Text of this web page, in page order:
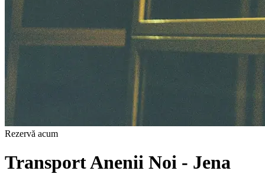
Rezervă acum
Transport Anenii Noi - Jena